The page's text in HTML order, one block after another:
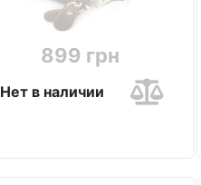
899 грн
Нет в наличии